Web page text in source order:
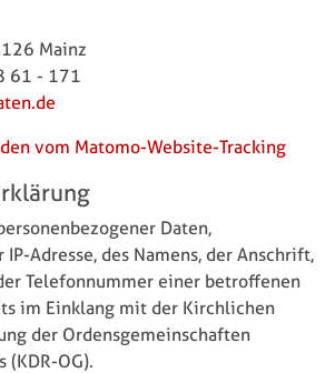
Mainz
61 - 171
vom Matomo-Website-Tracking
Daten,
Adresse, des Namens, der Anschrift,
Telefonnummer einer betroffenen
im Einklang mit der Kirchlichen
der Ordensgemeinschaften
(KDR-OG).